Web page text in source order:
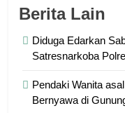
Berita Lain
Diduga Edarkan
Satresnarkoba
Pendaki Wanita
Bernyawa di